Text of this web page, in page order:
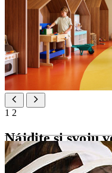
1 2
Nájdite si svoju
rohu